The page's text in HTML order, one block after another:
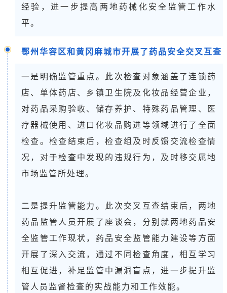
经验，进一步提高两地药械化安全监管工作水
平。
鄂州华容区和黄冈麻城市开展了药品安全交叉互查
一是明确监管重点。此次检查对象涵盖了连锁药
店、单体药店、乡镇卫生院及化妆品经营企业，
对药品采购验收、储存养护、特殊药品管理、医
疗器械使用、进口化妆品购进等领域进行了全面
检查。检查结束后，检查组及时反馈交流检查情
况，对于检查中发现的违规行为，及时移交属地
市场监管所处理。
二是提升监管能力。此次交叉互查结束后，两地
药品监管人员开展了座谈会，分别就两地药品安
全监管工作现状，药品安全监管能力建设等方面
开展了深入交流，通过不同检查角度，相互学习
相互促进，补足监管中漏洞盲点，进一步提升监
管人员监督检查的实战能力和工作效能。